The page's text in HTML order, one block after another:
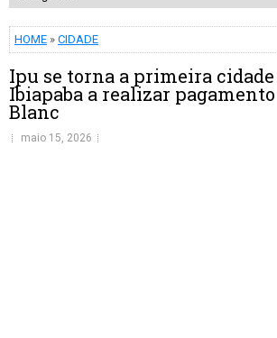
HOME » CIDADE
Ipu se torna a primeira cidade
Ibiapaba a realizar
Blanc
maio 15, 2026